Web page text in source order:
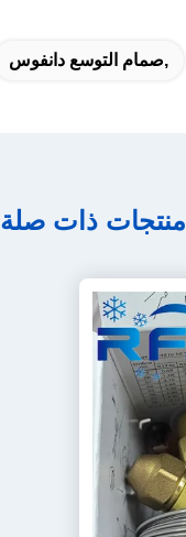
,صمام التوسع دانفوس
منتجات ذات صلة